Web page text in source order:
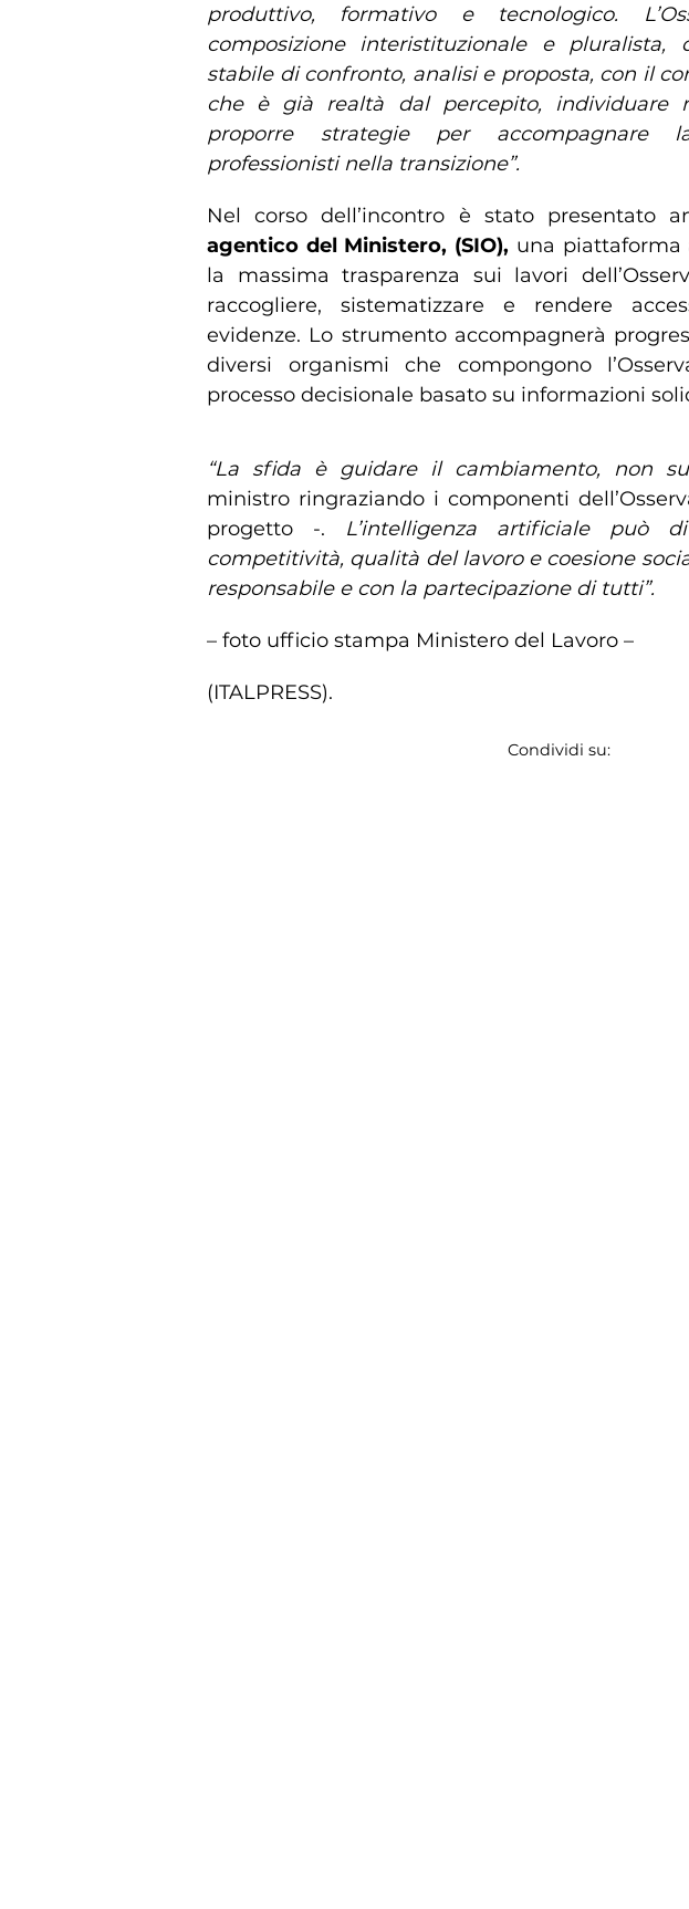
produttivo, formativo e tecnologico.
composizione interistituzionale e
stabile di confronto, analisi e proposta, con il
che è già realtà dal percepito, individuare
proporre strategie per accompagnare
professionisti nella transizione”.
Nel corso dell’incontro è stato presentato
agentico del Ministero, (SIO), una piattaforma
la massima trasparenza sui lavori
raccogliere, sistematizzare e rendere
evidenze. Lo strumento accompagnerà
diversi organismi che compongono
processo decisionale basato su informazioni
“La sfida è guidare il cambiamento, non
ministro ringraziando i componenti
progetto -. L’intelligenza artificiale può
competitività, qualità del lavoro e coesione
responsabile e con la partecipazione di tutti”.
– foto ufficio stampa Ministero del Lavoro –
(ITALPRESS).
Condividi su: